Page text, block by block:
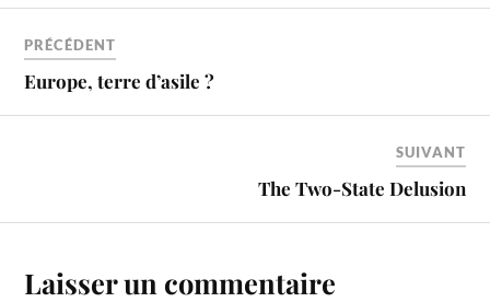
PRÉCÉDENT
Europe, terre d’asile ?
SUIVANT
The Two-State Delusion
Laisser un commentaire